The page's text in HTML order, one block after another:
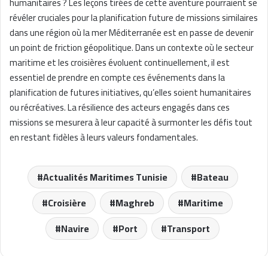
révéler cruciales pour la planification future de missions similaires
dans une région où la mer Méditerranée est en passe de devenir
un point de friction géopolitique. Dans un contexte où le secteur
maritime et les croisières évoluent continuellement, il est
essentiel de prendre en compte ces événements dans la
planification de futures initiatives, qu’elles soient humanitaires
ou récréatives. La résilience des acteurs engagés dans ces
missions se mesurera à leur capacité à surmonter les défis tout
en restant fidèles à leurs valeurs fondamentales.
Actualités Maritimes Tunisie
Bateau
Croisière
Maghreb
Maritime
Navire
Port Transport